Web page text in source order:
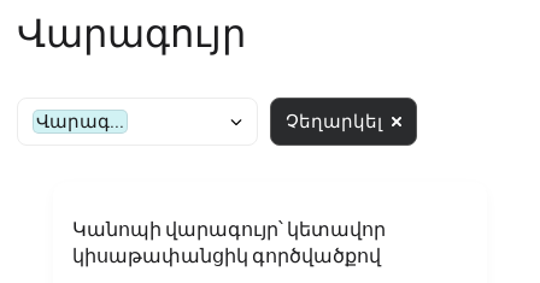
Վարագույր
Վարագ... Չեղարկել
Կանոպի վարագույր՝ կետավոր
կիսաթափանցիկ գործվածքով